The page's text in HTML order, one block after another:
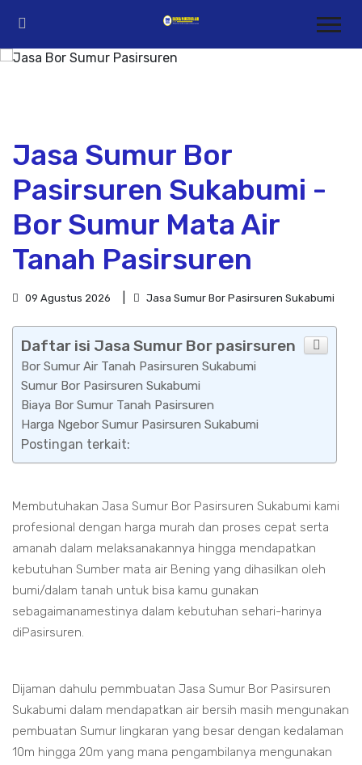
Jasa Sumur Bor
Pasirsuren Sukabumi -
Bor Sumur Mata Air
Tanah Pasirsuren
09 Agustus 2026 Jasa Sumur Bor Pasirsuren Sukabumi
Daftar isi Jasa Sumur Bor pasirsuren
Bor Sumur Air Tanah Pasirsuren Sukabumi
Sumur Bor Pasirsuren Sukabumi
Biaya Bor Sumur Tanah Pasirsuren
Harga Ngebor Sumur Pasirsuren Sukabumi
Postingan terkait:
Membutuhakan Jasa Sumur Bor Pasirsuren Sukabumi kami
profesional dengan harga murah dan proses cepat serta
amanah dalam melaksanakannya hingga mendapatkan
kebutuhan Sumber mata air Bening yang dihasilkan oleh
bumi/dalam tanah untuk bisa kamu gunakan
sebagaimanamestinya dalam kebutuhan sehari-harinya
diPasirsuren.
Dijaman dahulu pemmbuatan Jasa Sumur Bor Pasirsuren
Sukabumi dalam mendapatkan air bersih masih mengunakan
pembuatan Sumur lingkaran yang besar dengan kedalaman
10m hingga 20m yang mana pengambilanya mengunakan